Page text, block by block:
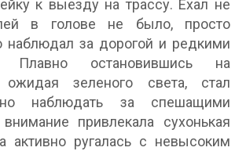
к выезду на трассу. Ехал не
в голове не было, просто
наблюдал за дорогой и редкими
Плавно остановившись на
ожидая зеленого света, стал
наблюдать за спешащими
привлекала сухонькая
активно ругалась с невысоким